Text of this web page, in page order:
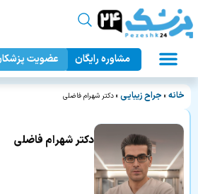
مشاوره رایگان عضویت
خانه » جراح زیبایی » دکتر شهرام فاضلی
دکتر شهرام فاضلی